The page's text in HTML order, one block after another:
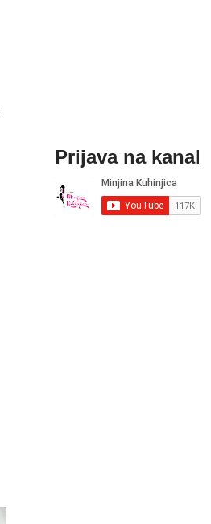
Prijava na kanal